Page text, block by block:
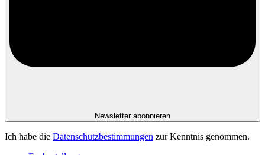
Newsletter abonnieren
Ich habe die Datenschutzbestimmungen zur Kenntnis genommen.